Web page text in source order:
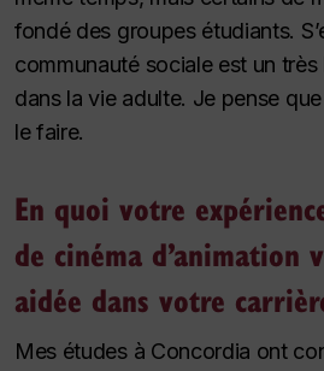
fondé des groupes étudiants.
communauté sociale est un très
dans la vie adulte. Je pense
le faire.
En quoi votre
de cinéma d’animation
aidée dans votre
Mes études à Concordia ont